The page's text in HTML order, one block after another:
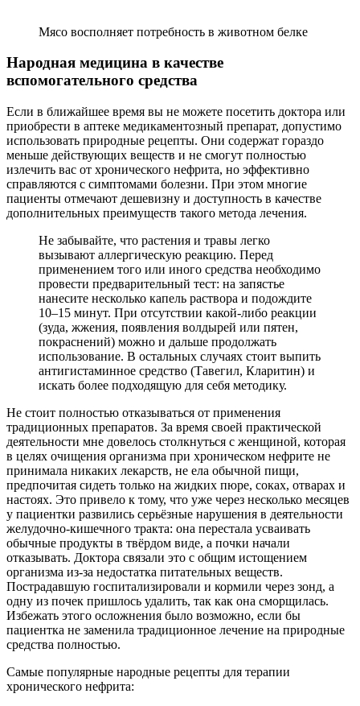
Мясо восполняет потребность в животном белке
Народная медицина в качестве
вспомогательного средства
Если в ближайшее время вы не можете посетить доктора или
приобрести в аптеке медикаментозный препарат, допустимо
использовать природные рецепты. Они содержат гораздо
меньше действующих веществ и не смогут полностью
излечить вас от хронического нефрита, но эффективно
справляются с симптомами болезни. При этом многие
пациенты отмечают дешевизну и доступность в качестве
дополнительных преимуществ такого метода лечения.
Не забывайте, что растения и травы легко
вызывают аллергическую реакцию. Перед
применением того или иного средства необходимо
провести предварительный тест: на запястье
нанесите несколько капель раствора и подождите
10–15 минут. При отсутствии какой-либо реакции
(зуда, жжения, появления волдырей или пятен,
покраснений) можно и дальше продолжать
использование. В остальных случаях стоит выпить
антигистаминное средство (Тавегил, Кларитин) и
искать более подходящую для себя методику.
Не стоит полностью отказываться от применения
традиционных препаратов. За время своей практической
деятельности мне довелось столкнуться с женщиной, которая
в целях очищения организма при хроническом нефрите не
принимала никаких лекарств, не ела обычной пищи,
предпочитая сидеть только на жидких пюре, соках, отварах и
настоях. Это привело к тому, что уже через несколько месяцев
у пациентки развились серьёзные нарушения в деятельности
желудочно-кишечного тракта: она перестала усваивать
обычные продукты в твёрдом виде, а почки начали
отказывать. Доктора связали это с общим истощением
организма из-за недостатка питательных веществ.
Пострадавшую госпитализировали и кормили через зонд, а
одну из почек пришлось удалить, так как она сморщилась.
Избежать этого осложнения было возможно, если бы
пациентка не заменила традиционное лечение на природные
средства полностью.
Самые популярные народные рецепты для терапии
хронического нефрита: